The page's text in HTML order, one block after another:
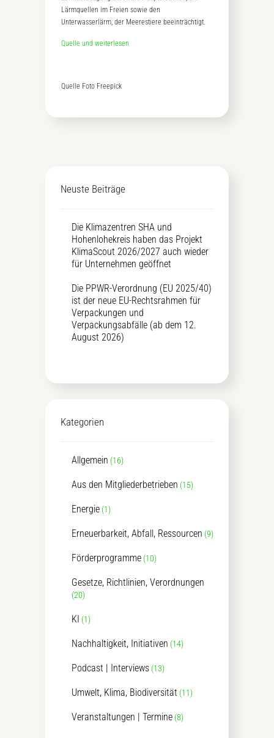
Lärmquellen im Freien sowie den
Unterwasserlärm, der Meerestiere beeinträchtigt.
Quelle und weiterlesen
Quelle Foto Freepick
Neuste Beiträge
Die Klimazentren SHA und
Hohenlohekreis haben das Projekt
KlimaScout 2026/2027 auch wieder
für Unternehmen geöffnet
Die PPWR-Verordnung (EU 2025/40)
ist der neue EU-Rechtsrahmen für
Verpackungen und
Verpackungsabfälle (ab dem 12.
August 2026)
Kategorien
Allgemein (16)
Aus den Mitgliederbetrieben (15)
Energie (1)
Erneuerbarkeit, Abfall, Ressourcen (9)
Förderprogramme (10)
Gesetze, Richtlinien, Verordnungen
(20)
KI (1)
Nachhaltigkeit, Initiativen (14)
Podcast | Interviews (13)
Umwelt, Klima, Biodiversität (11)
Veranstaltungen | Termine (8)